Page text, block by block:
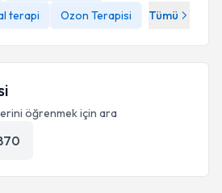
terapi
Ozon Terapisi Tümü
öğrenmek için ara